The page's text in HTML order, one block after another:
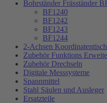
Bohrständer Fräsständer
BF1240
BF1242
BF1243
BF1244
2-Achsen
Zubehör Funktions
Zubehör Drechseln
Digitale Messsysteme
Spannmittel
Stahl Säulen und Ausleger
Ersatzteile